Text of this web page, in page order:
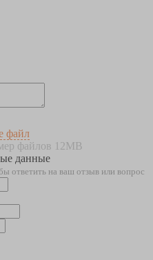
файл
файлов 12MB
данные
ответить на ваш отзыв или вопрос